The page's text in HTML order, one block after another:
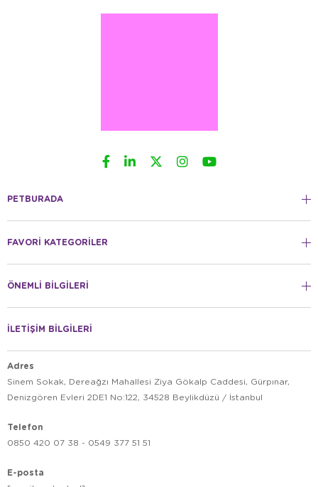
PETBURADA
FAVORİ KATEGORİLER
ÖNEMLİ BİLGİLERİ
İLETİŞİM BİLGİLERİ
Adres
Sinem Sokak, Dereağzı Mahallesi Ziya Gökalp Caddesi, Gürpınar,
Denizgören Evleri 2DE1 No:122, 34528 Beylikdüzü / İstanbul
Telefon
0850 420 07 38 - 0549 377 51 51
E-posta